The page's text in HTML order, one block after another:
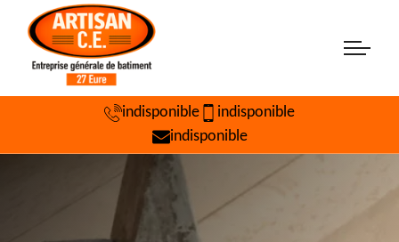
indisponible
indisponible
indisponible